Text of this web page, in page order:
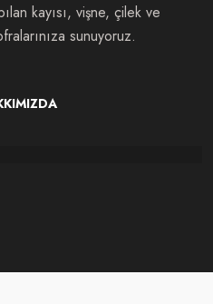
kayısı, vişne, çilek ve
sunuyoruz.